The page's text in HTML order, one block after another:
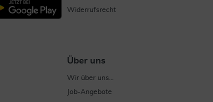
Widerrufsrecht
Über uns
Wir über uns...
Job-Angebote